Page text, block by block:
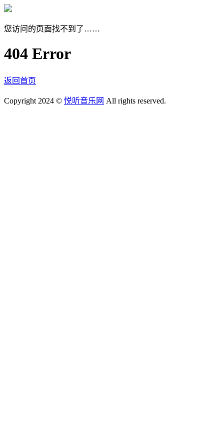
您访问的页面找不到了……
404 Error
返回首页
Copyright 2024 © 悦听音乐网 All rights reserved.